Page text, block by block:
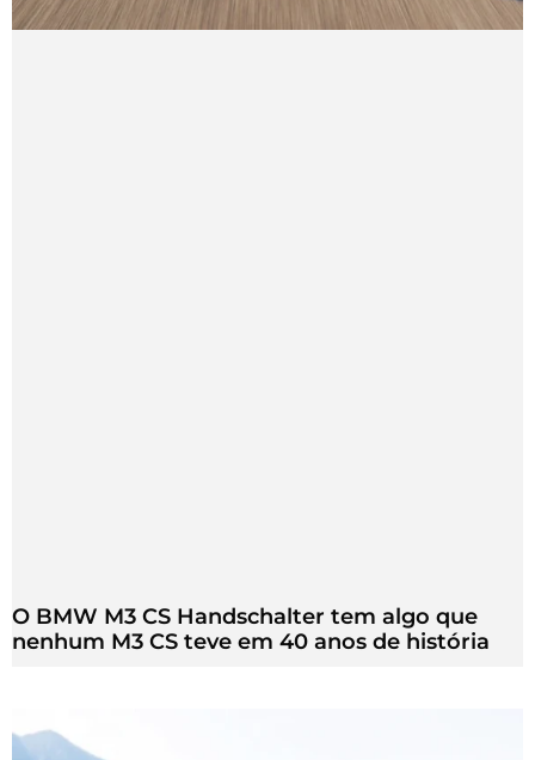
O BMW M3 CS Handschalter tem algo que
nenhum M3 CS teve em 40 anos de história